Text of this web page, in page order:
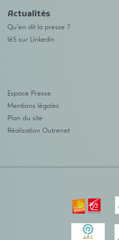
Actualités
Qu’en dit la presse ?
IéS sur Linkedin
Espace Presse
Mentions légales
Plan du site
Réalisation Outrenet